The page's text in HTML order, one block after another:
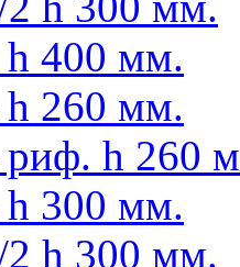
400 мм.
260 мм.
h 260
300 мм.
h 300 мм.